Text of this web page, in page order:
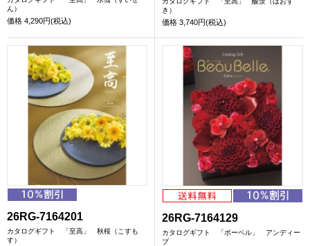
ん）
価格 4,290円(税込)
き）
価格 3,740円(税込)
26RG-7164201
カタログギフト 「至高」 秋桜（こすも
す）
26RG-7164129
カタログギフト 「ボーベル」 アンディー
ブ